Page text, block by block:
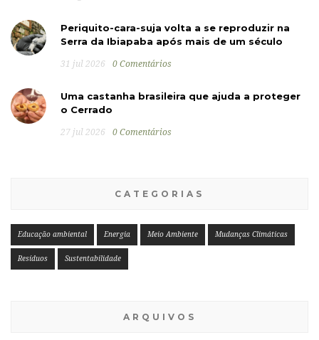
Periquito-cara-suja volta a se reproduzir na
Serra da Ibiapaba após mais de um século
31 jul 2026 0 Comentários
Uma castanha brasileira que ajuda a proteger
o Cerrado
27 jul 2026 0 Comentários
CATEGORIAS
Educação ambiental Energia Meio Ambiente Mudanças Climáticas
Resíduos Sustentabilidade
ARQUIVOS